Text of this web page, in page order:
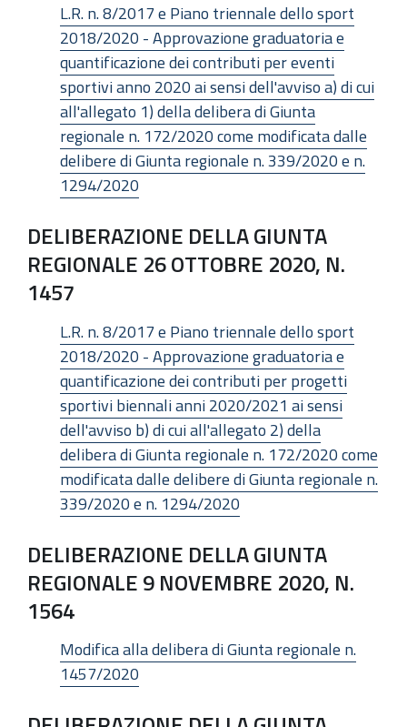
L.R. n. 8/2017 e Piano triennale dello sport
2018/2020 - Approvazione graduatoria e
quantificazione dei contributi per eventi
sportivi anno 2020 ai sensi dell'avviso a) di cui
all'allegato 1) della delibera di Giunta
regionale n. 172/2020 come modificata dalle
delibere di Giunta regionale n. 339/2020 e n.
1294/2020
DELIBERAZIONE DELLA GIUNTA
REGIONALE 26 OTTOBRE 2020, N.
1457
L.R. n. 8/2017 e Piano triennale dello sport
2018/2020 - Approvazione graduatoria e
quantificazione dei contributi per progetti
sportivi biennali anni 2020/2021 ai sensi
dell'avviso b) di cui all'allegato 2) della
delibera di Giunta regionale n. 172/2020 come
modificata dalle delibere di Giunta regionale n.
339/2020 e n. 1294/2020
DELIBERAZIONE DELLA GIUNTA
REGIONALE 9 NOVEMBRE 2020, N.
1564
Modifica alla delibera di Giunta regionale n.
1457/2020